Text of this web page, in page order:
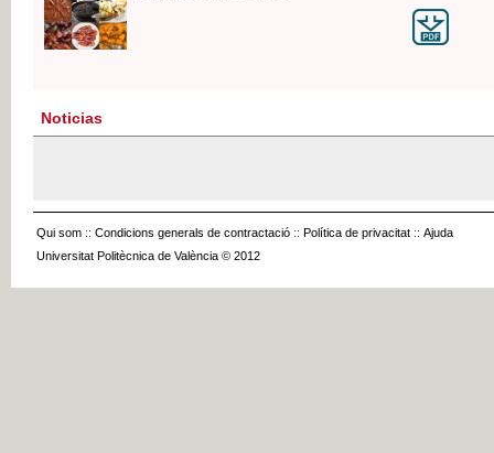
Noticias
Qui som :: Condicions generals de contractació :: Política de privacitat :: Ajuda
Universitat Politècnica de València © 2012